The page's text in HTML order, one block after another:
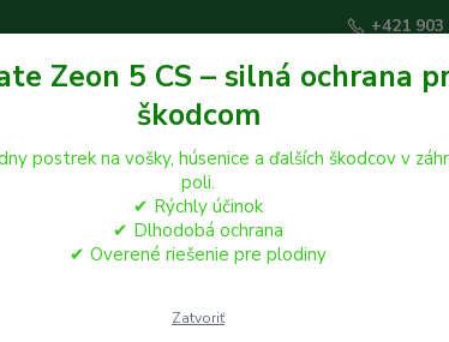
+421
Hospodárske zvieratá
Zeon 5 CS – silná ochrana
škodcom
postrek na vošky, húsenice a ďalších škodcov v
poli.
✔ Rýchly účinok
✔ Dlhodobá ochrana
✔ Overené riešenie pre plodiny
Zatvoriť